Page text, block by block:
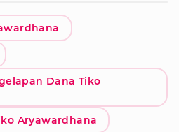
Dana Tiko
Aryawardhana